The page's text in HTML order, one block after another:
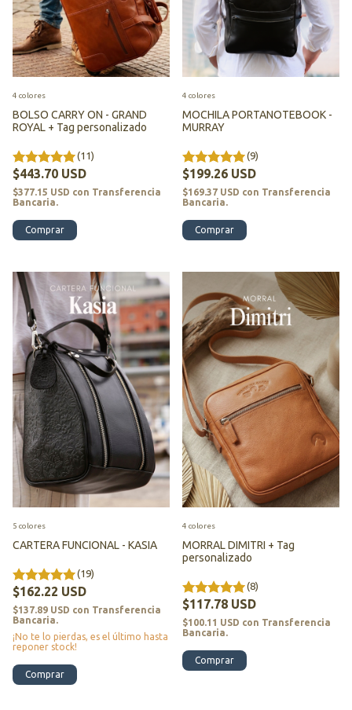
BOLSO CARRY ON - GRAND
ROYAL + Tag personalizado
(11)
$443.70 USD
$377.15 USD con Transferencia
Bancaria.
4 colores
Comprar
MOCHILA PORTANOTEBOOK -
MURRAY
(9)
$199.26 USD
$169.37 USD con Transferencia
Bancaria.
4 colores
Comprar
CARTERA FUNCIONAL - KASIA
(19)
$162.22 USD
$137.89 USD con Transferencia
Bancaria.
¡No te lo pierdas, es el último hasta
reponer stock!
5 colores
Comprar
MORRAL DIMITRI + Tag
personalizado
(8)
$117.78 USD
$100.11 USD con Transferencia
Bancaria.
4 colores
Comprar